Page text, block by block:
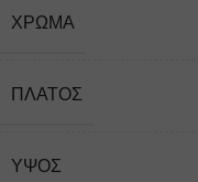
ΧΡΏΜΑ
ΠΛΆΤΟΣ
ΎΨΟΣ